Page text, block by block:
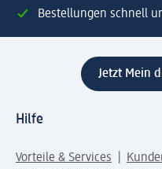
Bestellungen schnell
Jetzt Mein
Hilfe
Vorteile & Services